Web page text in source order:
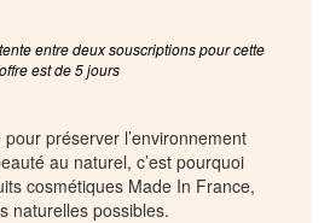
entre deux souscriptions pour cette
offre est de 5 jours
préserver l’environnement
au naturel, c’est pourquoi
cosmétiques Made In France,
naturelles possibles.